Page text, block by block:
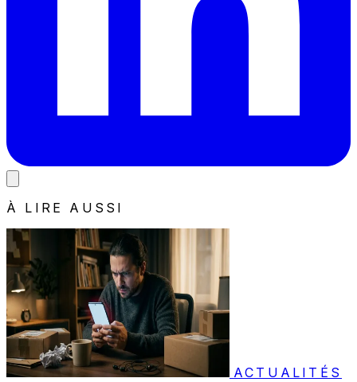
À LIRE AUSSI
ACTUALITÉS